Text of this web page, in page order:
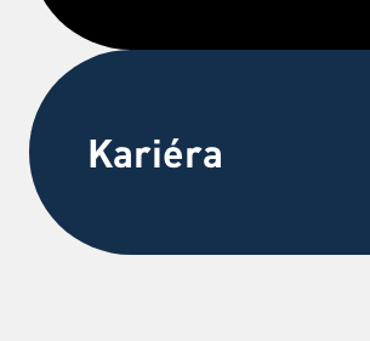
Kariéra